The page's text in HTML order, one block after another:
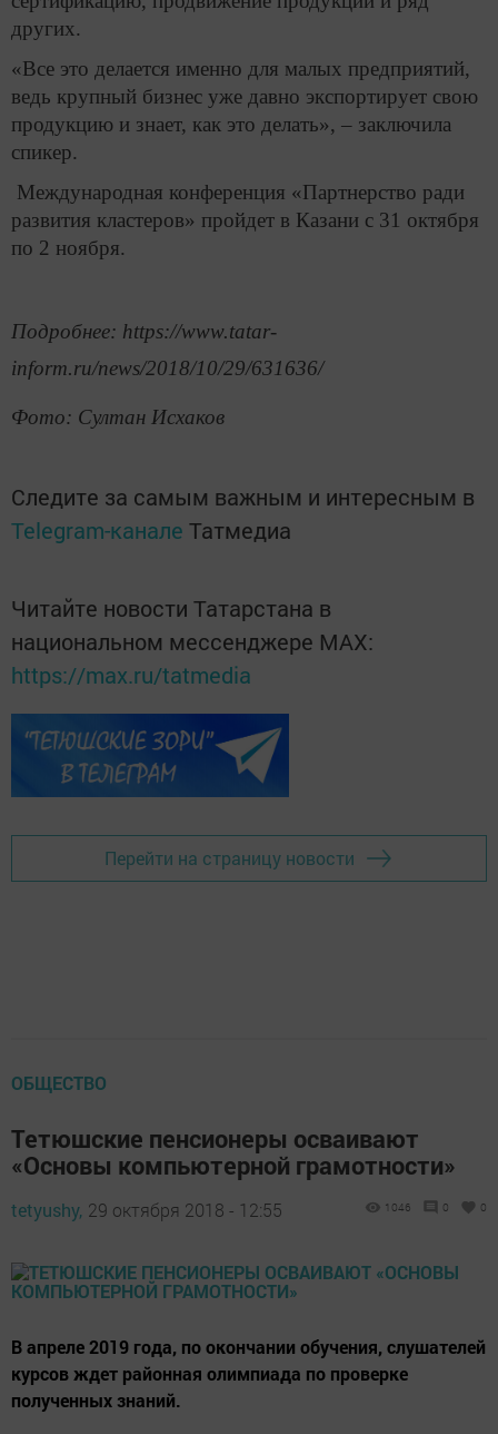
других.
«Все это делается именно для малых предприятий,
ведь крупный бизнес уже давно экспортирует свою
продукцию и знает, как это делать», – заключила
спикер.
Международная конференция «Партнерство ради
развития кластеров» пройдет в Казани с 31 октября
по 2 ноября.
Подробнее: https://www.tatar-
inform.ru/news/2018/10/29/631636/
Фото: Султан Исхаков
Следите за самым важным и интересным в
Telegram-канале Татмедиа
Читайте новости Татарстана в
национальном мессенджере MАХ:
https://max.ru/tatmedia
Перейти на страницу новости
ОБЩЕСТВО
Тетюшские пенсионеры осваивают
«Основы компьютерной грамотности»
tetyushy, 29 октября 2018 - 12:55 1046 0 0
В апреле 2019 года, по окончании обучения, слушателей
курсов ждет районная олимпиада по проверке
полученных знаний.